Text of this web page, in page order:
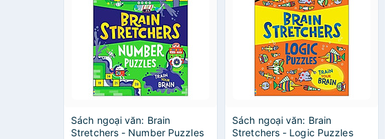
Sách ngoại văn: Brain
Stretchers - Number Puzzles
Sách ngoại văn: Brain
Stretchers - Logic Puzzles